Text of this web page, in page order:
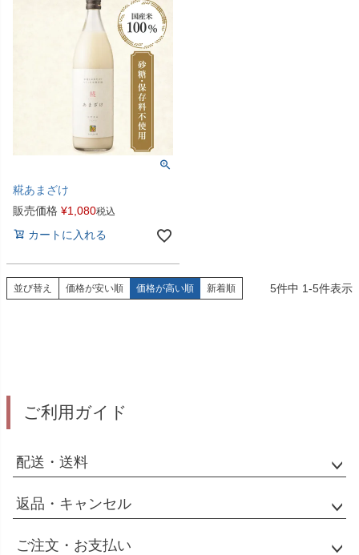
糀あまざけ
販売価格 ¥1,080税込
カートに入れる
並び替え 価格が安い順 価格が高い順 新着順 5件中 1-5件表示
ご利用ガイド
配送・送料
返品・キャンセル
ご注文・お支払い